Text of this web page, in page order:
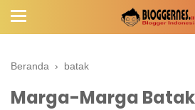
Beranda › batak
Marga-Marga Batak